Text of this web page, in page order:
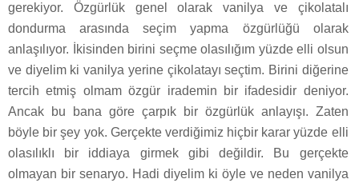
gerekiyor. Özgürlük genel olarak vanilya ve çikolatalı
dondurma arasında seçim yapma özgürlüğü olarak
anlaşılıyor. İkisinden birini seçme olasılığım yüzde elli olsun
ve diyelim ki vanilya yerine çikolatayı seçtim. Birini diğerine
tercih etmiş olmam özgür irademin bir ifadesidir deniyor.
Ancak bu bana göre çarpık bir özgürlük anlayışı. Zaten
böyle bir şey yok. Gerçekte verdiğimiz hiçbir karar yüzde elli
olasılıklı bir iddiaya girmek gibi değildir. Bu gerçekte
olmayan bir senaryo. Hadi diyelim ki öyle ve neden vanilya